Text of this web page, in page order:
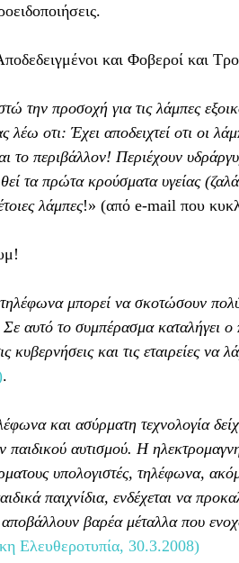
και Φοβεροί και
την προσοχή για τις λάμπες
λέω οτι: Έχει αποδειχτεί οτι οι
το περιβάλλον! Περιέχουν
τα πρώτα κρούσματα υγείας
λάμπες!» (από e-mail που
τηλέφωνα μπορεί να σκοτώσουν
Σε αυτό το συμπέρασμα καταλήγει
κυβερνήσεις και τις εταιρείες να
.
και ασύρματη τεχνολογία
παιδικού αυτισμού. Η
υπολογιστές, τηλέφωνα,
παιχνίδια, ενδέχεται να
βαρέα μέταλλα που
Ελευθεροτυπία, 30.3.2008)